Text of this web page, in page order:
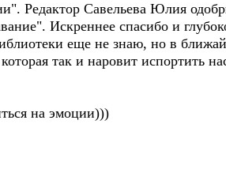
Редактор Савельева Юлия
Искреннее спасибо и
еще не знаю, но в
так и наровит испортить
на эмоции)))